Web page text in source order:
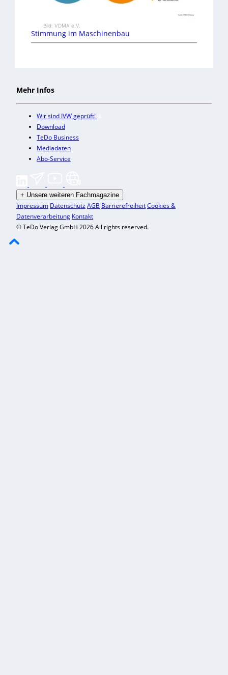
Bild: VDMA e.V.
Stimmung im Maschinenbau
Mehr Infos
Wir sind IVW geprüft!
Download
TeDo Business
Mediadaten
Abo-Service
+ Unsere weiteren Fachmagazine
Impressum DatenschutzAGB BarrierefreiheitCookies &
Datenverarbeitung Kontakt
© TeDo Verlag GmbH 2026 All rights reserved.